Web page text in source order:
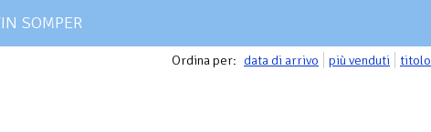
SOMPER
Ordina per: data di arrivo più venduti titolo